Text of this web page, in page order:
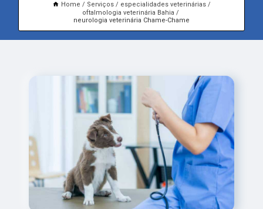
Home Serviços
especialidades veterinárias
oftalmologia veterinária Bahia
neurologia veterinária Chame-Chame